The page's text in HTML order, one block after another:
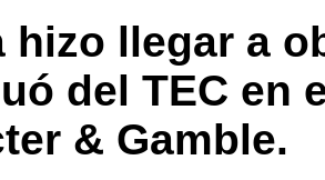
hizo llegar a
del TEC en
& Gamble.